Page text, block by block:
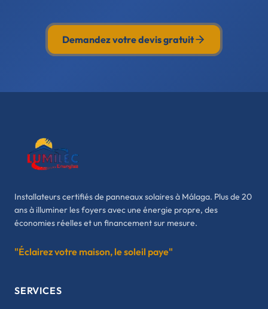
Demandez votre devis gratuit
Installateurs certifiés de panneaux solaires à Málaga. Plus de 20
ans à illuminer les foyers avec une énergie propre, des
économies réelles et un financement sur mesure.
"Éclairez votre maison, le soleil paye"
SERVICES